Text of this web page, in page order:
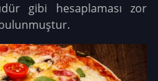
gibi hesaplaması zor